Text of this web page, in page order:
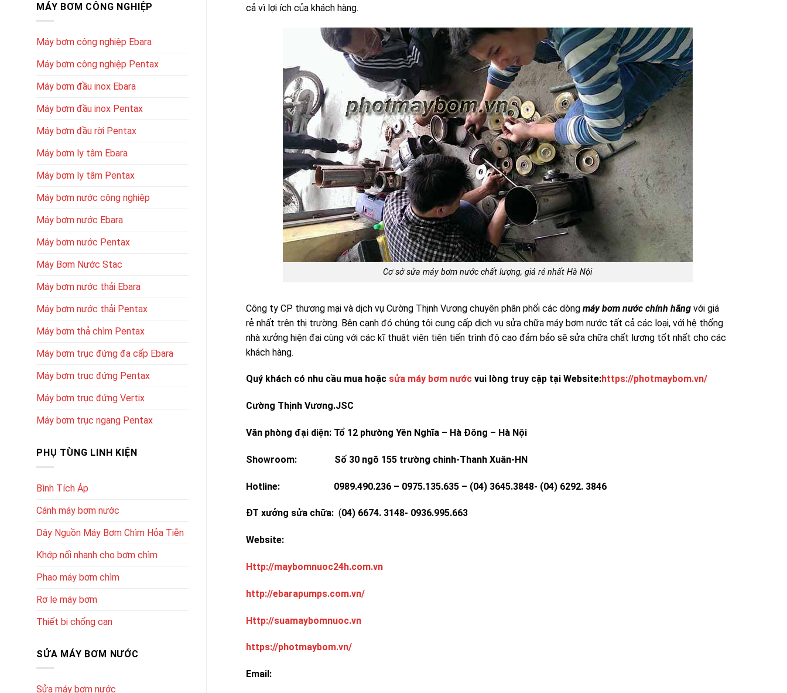
MÁY BƠM CÔNG NGHIỆP
Máy bơm công nghiệp Ebara
Máy bơm công nghiệp Pentax
Máy bơm đầu inox Ebara
Máy bơm đầu inox Pentax
Máy bơm đầu rời Pentax
Máy bơm ly tâm Ebara
Máy bơm ly tâm Pentax
Máy bơm nước công nghiệp
Máy bơm nước Ebara
Máy bơm nước Pentax
Máy Bơm Nước Stac
Máy bơm nước thải Ebara
Máy bơm nước thải Pentax
Máy bơm thả chìm Pentax
Máy bơm trục đứng đa cấp Ebara
Máy bơm trục đứng Pentax
Máy bơm trục đứng Vertix
Máy bơm trục ngang Pentax
PHỤ TÙNG LINH KIỆN
Bình Tích Áp
Cánh máy bơm nước
Dây Nguồn Máy Bơm Chìm Hỏa Tiễn
Khớp nối nhanh cho bơm chìm
Phao máy bơm chìm
Rơ le máy bơm
Thiết bị chống cạn
SỬA MÁY BƠM NƯỚC
Sửa máy bơm nước
cả vì lợi ích của khách hàng.
Cơ sở sửa máy bơm nước chất lượng, giá rẻ nhất Hà Nội
Công ty CP thương mại và dịch vụ Cường Thịnh Vương chuyên phân phối các dòng máy bơm nước chính hãngvới giá
rẻ nhất trên thị trường. Bên cạnh đó chúng tôi cung cấp dịch vụ sửa chữa máy bơm nước tất cả các loại, với hệ thống
nhà xưởng hiện đại cùng với các kĩ thuật viên tiên tiến trình độ cao đảm bảo sẽ sửa chữa chất lượng tốt nhất cho các
khách hàng.
Quý khách có nhu cầu mua hoặc sửa máy bơm nướcvui lòng truy cập tại Website:https://photmaybom.vn/
Cường Thịnh Vương.JSC
Văn phòng đại diện: Tổ 12 phường Yên Nghĩa – Hà Đông – Hà Nội
Showroom: Số 30 ngõ 155 trường chinh-Thanh Xuân-HN
Hotline: 0989.490.236 – 0975.135.635 – (04) 3645.3848- (04) 6292. 3846
ĐT xưởng sửa chữa:(04) 6674. 3148- 0936.995.663
Website:
Http://maybomnuoc24h.com.vn
http://ebarapumps.com.vn/
Http://suamaybomnuoc.vn
https://photmaybom.vn/
Email: